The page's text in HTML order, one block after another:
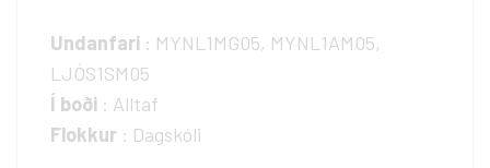
Undanfari : MYNL1MG05, MYNL1AM05,
LJÓS1SM05
Í boði : Alltaf
Flokkur : Dagskóli